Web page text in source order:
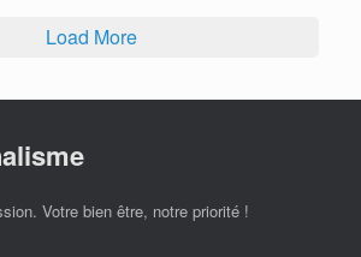
Load More
Votre bien être, notre priorité !